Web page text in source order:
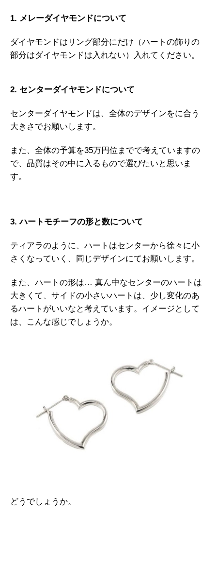
1. メレーダイヤモンドについて
ダイヤモンドはリング部分にだけ（ハートの飾りの
部分はダイヤモンドは入れない）入れてください。
2. センターダイヤモンドについて
センターダイヤモンドは、全体のデザインをに合う
大きさでお願いします。
また、全体の予算を35万円位までで考えていますの
で、品質はその中に入るもので選びたいと思いま
す。
3. ハートモチーフの形と数について
ティアラのように、ハートはセンターから徐々に小
さくなっていく、同じデザインにてお願いします。
また、ハートの形は… 真ん中なセンターのハートは
大きくて、サイドの小さいハートは、少し変化のあ
るハートがいいなと考えています。イメージとして
は、こんな感じでしょうか。
どうでしょうか。